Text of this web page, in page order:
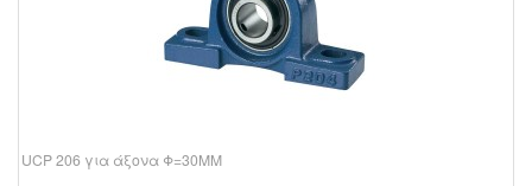
UCP 206 για άξονα Φ=30ΜΜ